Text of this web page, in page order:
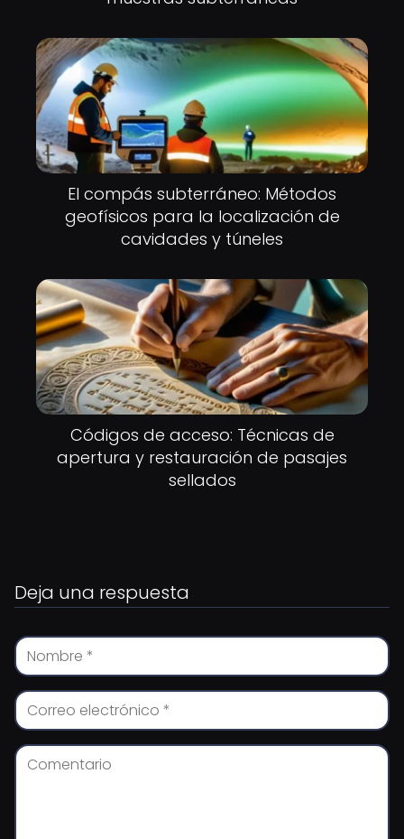
El compás subterráneo: Métodos
geofísicos para la localización de
cavidades y túneles
Códigos de acceso: Técnicas de
apertura y restauración de pasajes
sellados
Deja una respuesta